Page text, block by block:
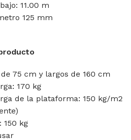
11.00 m
125 mm
75 cm y largos de 160 cm
170 kg
de la plataforma: 150 kg/m2
150 kg